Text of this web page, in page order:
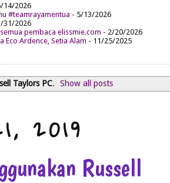
14/2026
#teamrayamentua - 5/13/2026
31/2026
pembaca elissmie.com - 2/20/2026
Eco Ardence, Setia Alam - 11/25/2025
Taylors PC. Show all posts
2019
Russell